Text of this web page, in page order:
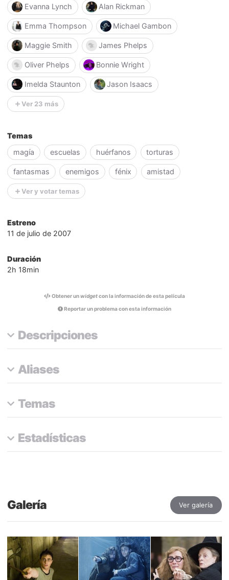
Evanna Lynch Alan Rickman
Emma Thompson Michael Gambon
Maggie Smith James Phelps
Oliver Phelps Bonnie Wright
Imelda Staunton Jason Isaacs
Ver 23 más
Temas
magía
escuelas huérfanos torturas
fantasmas enemigos fénix amistad
Ver y votar temas
Estreno
11 de julio de 2007
Duración
2h 18min
Obtener unwidgetcon la información de esta película
Reportar un problema con esta información
Descripciones
Aliases
Temas
Estadísticas
Galería Ver galería